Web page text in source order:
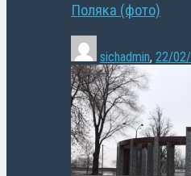
Поляка (фото)
sichadmin, 22/